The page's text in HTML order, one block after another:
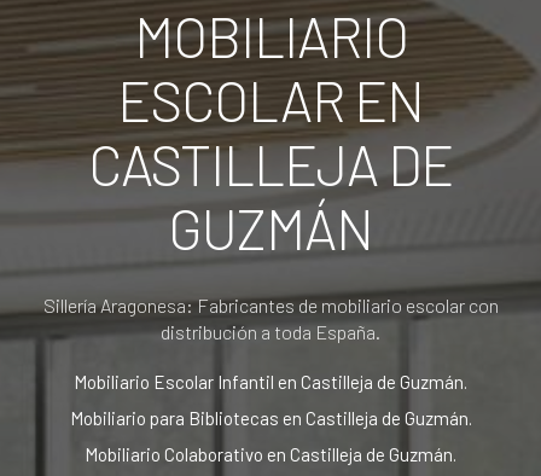
MOBILIARIO
ESCOLAR EN
CASTILLEJA DE
GUZMÁN
Sillería Aragonesa: Fabricantes de mobiliario escolar con
distribución a toda España.
Mobiliario Escolar Infantil en Castilleja de Guzmán.
Mobiliario para Bibliotecas en Castilleja de Guzmán.
Mobiliario Colaborativo en Castilleja de Guzmán.